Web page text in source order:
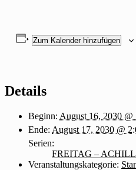
Zum Kalender hinzufügen
Details
Beginn: August 16, 2030 @
Ende: August 17, 2030 @
Serien:
FREITAG –
Veranstaltungskategorie: